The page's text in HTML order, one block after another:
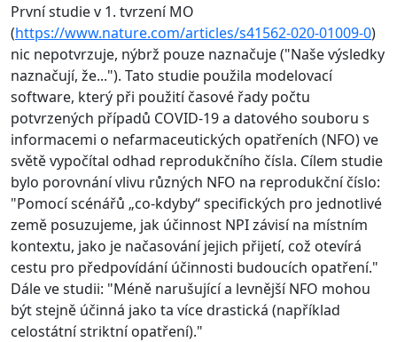
První studie v 1. tvrzení MO
(https://www.nature.com/articles/s41562-020-01009-0)
nic nepotvrzuje, nýbrž pouze naznačuje ("Naše výsledky
naznačují, že..."). Tato studie použila modelovací
software, který při použití časové řady počtu
potvrzených případů COVID-19 a datového souboru s
informacemi o nefarmaceutických opatřeních (NFO) ve
světě vypočítal odhad reprodukčního čísla. Cílem studie
bylo porovnání vlivu různých NFO na reprodukční číslo:
"Pomocí scénářů „co-kdyby“ specifických pro jednotlivé
země posuzujeme, jak účinnost NPI závisí na místním
kontextu, jako je načasování jejich přijetí, což otevírá
cestu pro předpovídání účinnosti budoucích opatření."
Dále ve studii: "Méně narušující a levnější NFO mohou
být stejně účinná jako ta více drastická (například
celostátní striktní opatření)."